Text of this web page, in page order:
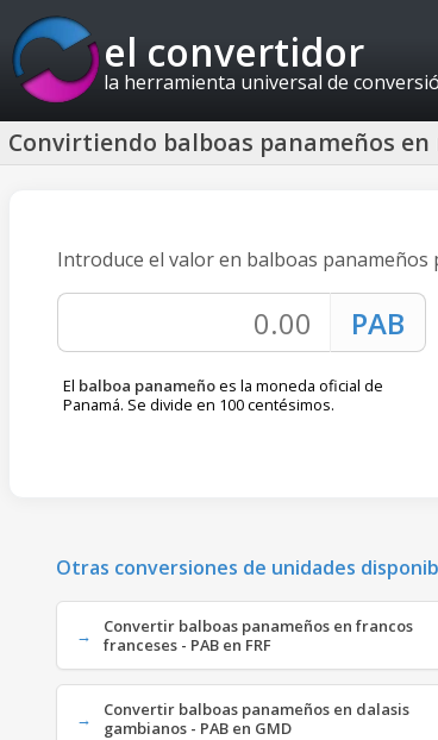
el convertidor
la herramienta universal de
Convirtiendo balboas panameños en
Introduce el valor en balboas
El balboa panameñoes la moneda oficial de
Panamá. Se divide en 100 centésimos.
Otras conversiones de unidades
Convertir balboas panameños en francos
franceses - PAB en FRF
Convertir balboas panameños en dalasis
gambianos - PAB en GMD